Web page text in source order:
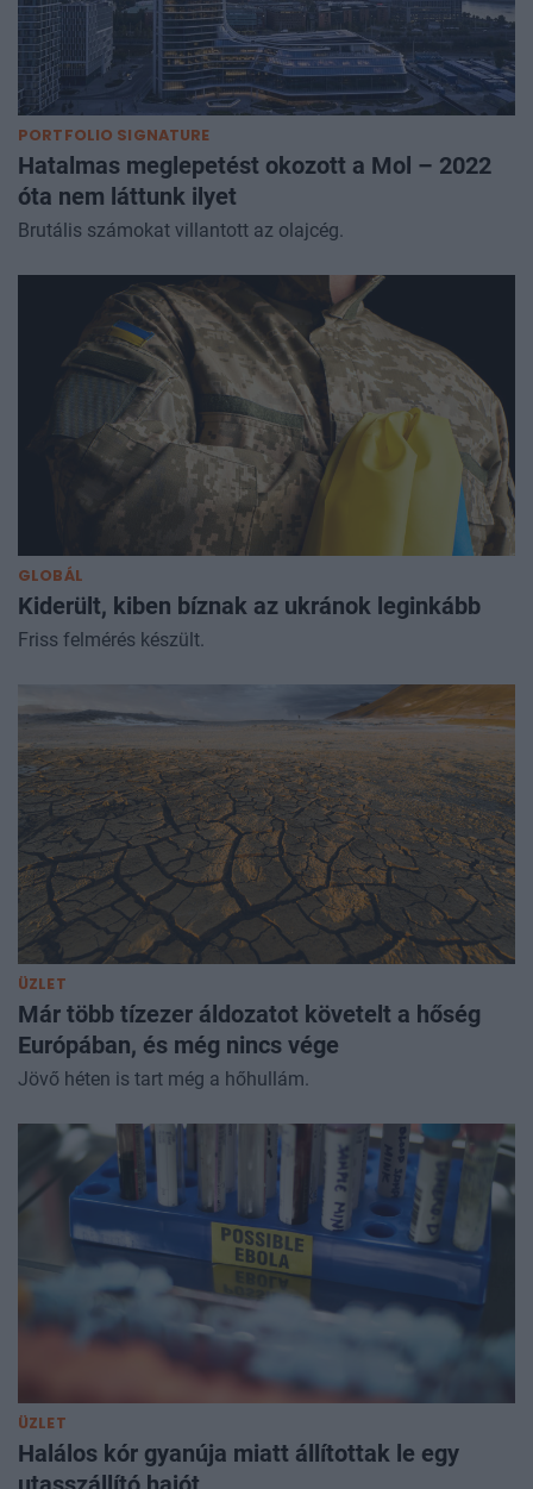
PORTFOLIO SIGNATURE
Hatalmas meglepetést okozott a Mol – 2022
óta nem láttunk ilyet
Brutális számokat villantott az olajcég.
GLOBÁL
Kiderült, kiben bíznak az ukránok leginkább
Friss felmérés készült.
ÜZLET
Már több tízezer áldozatot követelt a hőség
Európában, és még nincs vége
Jövő héten is tart még a hőhullám.
ÜZLET
Halálos kór gyanúja miatt állítottak le egy